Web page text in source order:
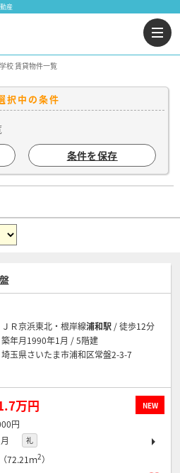
産
校 賃貸物件一覧
択中の条件
条件を保存
ＪＲ京浜東北・根岸線浦和駅 / 徒歩12分
築年月1990年1月 / 5階建
埼玉県さいたま市浦和区常盤2-3-7
NEW
万円
円
礼
72.21ｍ2）